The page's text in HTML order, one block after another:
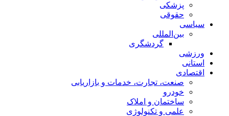
پزشکی
حقوقی
سیاسی
بین‌المللی
گردشگری
ورزشی
استانی
اقتصادی
صنعت، تجارت، خدمات و بازاریابی
خودرو
ساختمان و املاک
علمی و تکنولوژی